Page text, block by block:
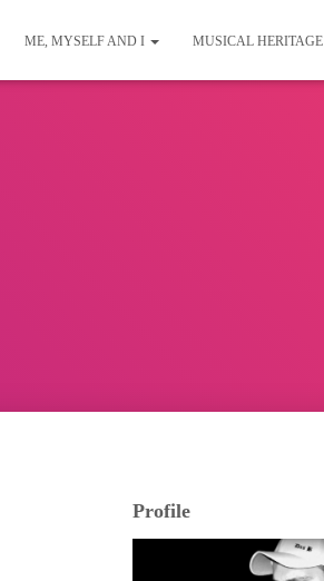
ME, MYSELF AND I MUSICAL HERITAGE
Profile